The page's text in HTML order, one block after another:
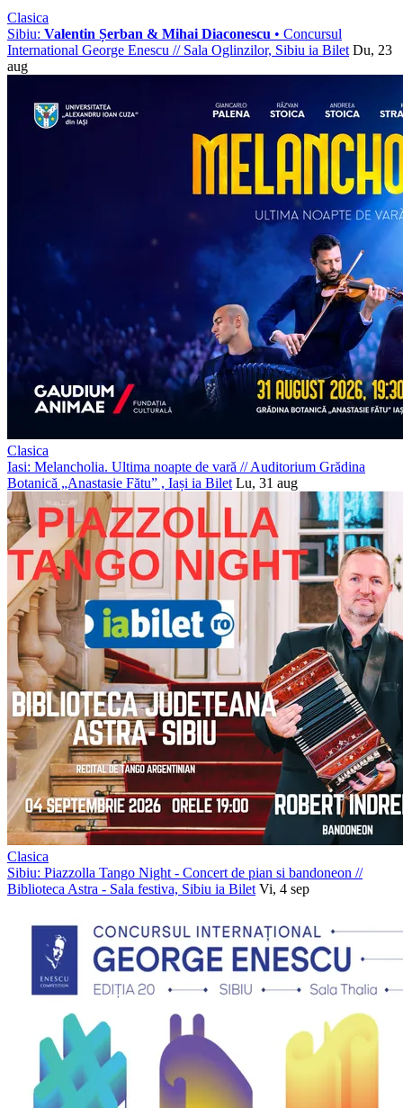
Clasica
Sibiu: Valentin Șerban & Mihai Diaconescu • Concursul
International George Enescu //Sala Oglinzilor, Sibiu ia Bilet Du, 23
aug
Clasica
Iasi: Melancholia. Ultima noapte de vară //Auditorium Grădina
Botanică „Anastasie Fătu” , Iași ia Bilet Lu, 31 aug
Clasica
Sibiu: Piazzolla Tango Night - Concert de pian si bandoneon //
Biblioteca Astra - Sala festiva, Sibiu ia Bilet Vi, 4 sep